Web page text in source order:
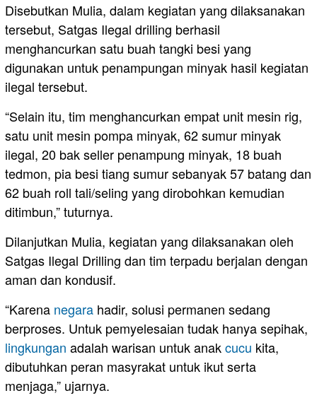
Disebutkan Mulia, dalam kegiatan yang dilaksanakan
tersebut, Satgas Ilegal drilling berhasil
menghancurkan satu buah tangki besi yang
digunakan untuk penampungan minyak hasil kegiatan
ilegal tersebut.
“Selain itu, tim menghancurkan empat unit mesin rig,
satu unit mesin pompa minyak, 62 sumur minyak
ilegal, 20 bak seller penampung minyak, 18 buah
tedmon, pia besi tiang sumur sebanyak 57 batang dan
62 buah roll tali/seling yang dirobohkan kemudian
ditimbun,” tuturnya.
Dilanjutkan Mulia, kegiatan yang dilaksanakan oleh
Satgas Ilegal Drilling dan tim terpadu berjalan dengan
aman dan kondusif.
“Karena negara hadir, solusi permanen sedang
berproses. Untuk pemyelesaian tudak hanya sepihak,
lingkungan adalah warisan untuk anakcucu kita,
dibutuhkan peran masyrakat untuk ikut serta
menjaga,” ujarnya.